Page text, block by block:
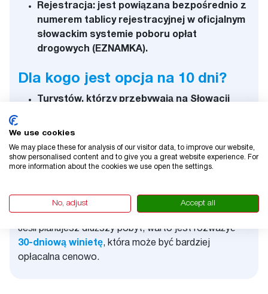
Rejestracja: jest powiązana bezpośrednio z
numerem tablicy rejestracyjnej w oficjalnym
słowackim systemie poboru opłat
drogowych (EZNAMKA).
Dla kogo jest opcja na 10 dni?
Turystów, którzy przebywają na Słowacji
Kierowców przejeżdżających przez Słowację
w ramach dłuższej podróży.
Rodzin na wakacyjnej wycieczce.
pobytami.
Jeśli planujesz dłuższy pobyt, warto jest rozważyć
30-dniową winietę, która może być bardziej
opłacalna cenowo.
We use cookies
We may place these for analysis of our visitor data, to improve our website,
show personalised content and to give you a great website experience. For
more information about the cookies we use open the settings.
No, adjust Accept all